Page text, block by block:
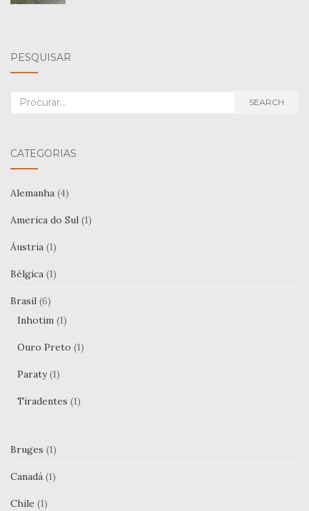
PESQUISAR
Search
SEARCH
CATEGORIAS
Alemanha (4)
America do Sul (1)
Áustria (1)
Bélgica (1)
Brasil (6)
Inhotim (1)
Ouro Preto (1)
Paraty(1)
Tiradentes (1)
Bruges (1)
Canadá (1)
Chile (1)